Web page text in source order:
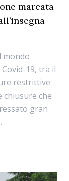
marcata
mondo
19, tra il
restrittive
chiusure che
gran